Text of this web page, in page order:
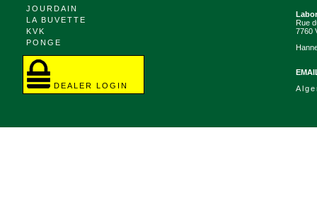
JOURDAIN
LA BUVETTE
KVK
PONGE
DEALER LOGIN
Rue
7760